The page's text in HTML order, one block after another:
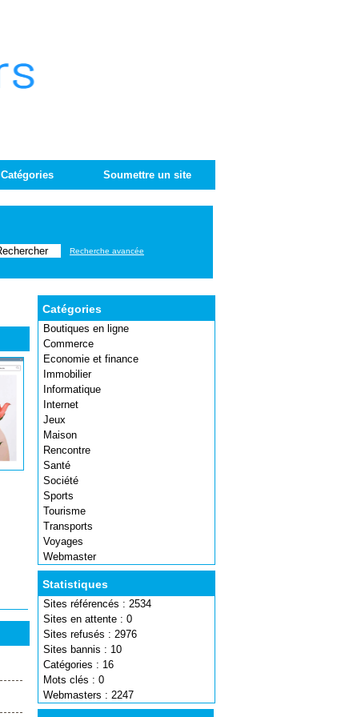
Catégories Soumettre un site
Recherche avancée
Catégories
Boutiques en ligne
Commerce
Economie et finance
Immobilier
Informatique
Internet
Jeux
Maison
Rencontre
Santé
Société
Sports
Tourisme
Transports
Voyages
Webmaster
Statistiques
Sites référencés : 2534
Sites en attente : 0
Sites refusés : 2976
Sites bannis : 10
Catégories : 16
Mots clés : 0
Webmasters : 2247